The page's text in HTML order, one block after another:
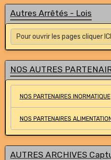
Autres Arrêtés - Lois
NOS AUTRES
NOS PARTENAIRES INORMATIQUE
NOS PARTENAIRES
AUTRES ARCHIVES